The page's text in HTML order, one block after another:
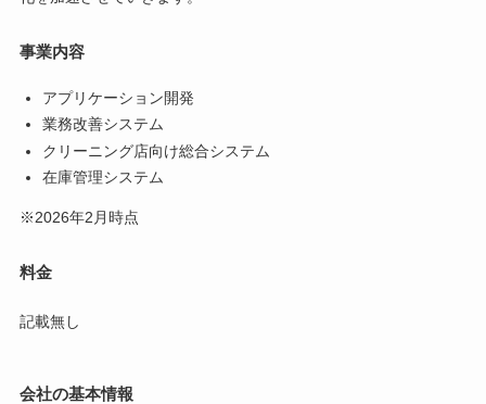
事業内容
アプリケーション開発
業務改善システム
クリーニング店向け総合システム
在庫管理システム
※2026年2月時点
料金
記載無し
会社の基本情報